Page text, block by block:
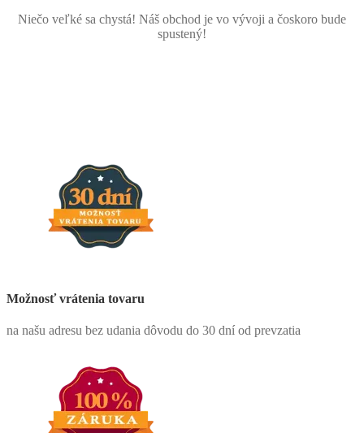
Niečo veľké sa chystá! Náš obchod je vo vývoji a čoskoro bude
spustený!
Možnosť vrátenia tovaru
na našu adresu bez udania dôvodu do 30 dní od prevzatia